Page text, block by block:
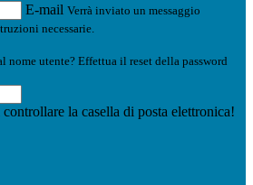
E-mail Verrà inviato un messaggio
necessarie.
nome utente? Effettua il reset della password
la casella di posta elettronica!